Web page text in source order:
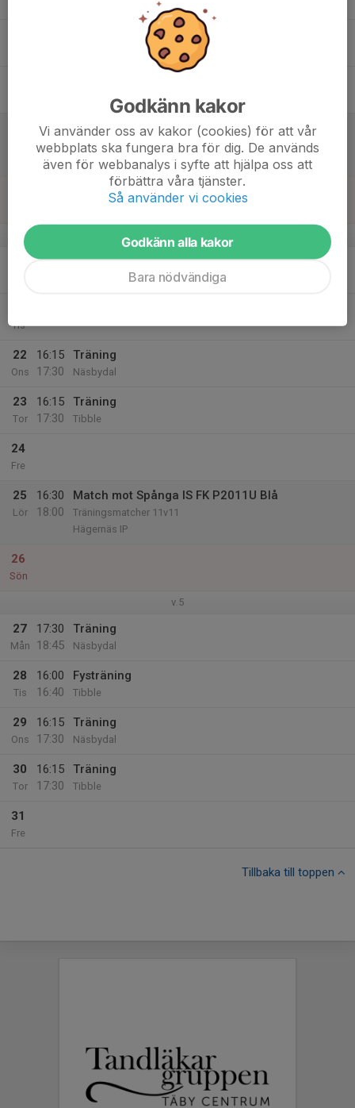
Föräldrarmöte
konferansrummet omklädningsummen
16:00
17:30
Match mot Djurgårdens IF FF 2
Träningsmatcher 11v11
Hägernäs IP
17:30
Träning
Tis
22
Ons
16:15
17:30
Träning
Näsbydal
23
Tor
16:15
17:30
Träning
Tibble
24
Fre
25
Lör
16:30
18:00
Match mot Spånga IS FK P2011U Blå
Träningsmatcher 11v11
Hägernäs IP
26
Sön
v.5
27
Mån
17:30
18:45
Träning
Näsbydal
28
Tis
16:00
16:40
Fysträning
Tibble
29
Ons
16:15
17:30
Träning
Näsbydal
30
Tor
16:15
17:30
Träning
Tibble
31
Fre
Tillbaka till toppen
Godkänn kakor
Vi använder oss av kakor (cookies) för att vår
webbplats ska fungera bra för dig. De används
även för webbanalys i syfte att hjälpa oss att
förbättra våra tjänster.
Så använder vi cookies
Godkänn alla kakor
Bara nödvändiga